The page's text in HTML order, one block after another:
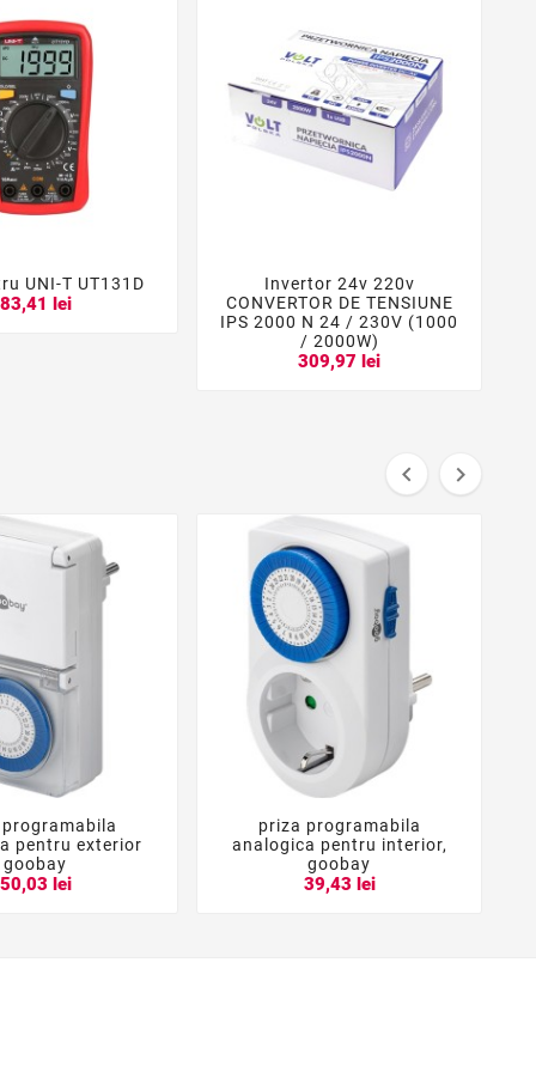

UNI-T UT131D
83,41 lei   
Invertor 24v 220v
CONVERTOR DE TENSIUNE
IPS 2000 N 24 / 230V (1000
/ 2000W)
309,97 lei
 
 
pentru exterior
goobay
50,03 lei
  
priza programabila
analogica pentru interior,
goobay
39,43 lei